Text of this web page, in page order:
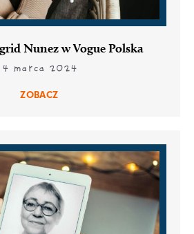
Nunez w Vogue Polska
4 marca 2024
ZOBACZ